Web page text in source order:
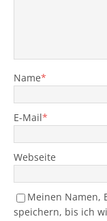
Name*
E-Mail*
Webseite
Meinen Namen,
speichern, bis ich